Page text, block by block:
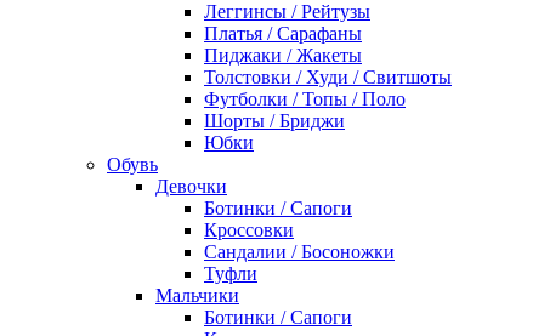
Леггинсы / Рейтузы
Платья / Сарафаны
Пиджаки / Жакеты
Толстовки / Худи / Свитшоты
Футболки / Топы / Поло
Шорты / Бриджи
Юбки
Обувь
Девочки
Ботинки / Сапоги
Кроссовки
Сандалии / Босоножки
Туфли
Мальчики
Ботинки / Сапоги